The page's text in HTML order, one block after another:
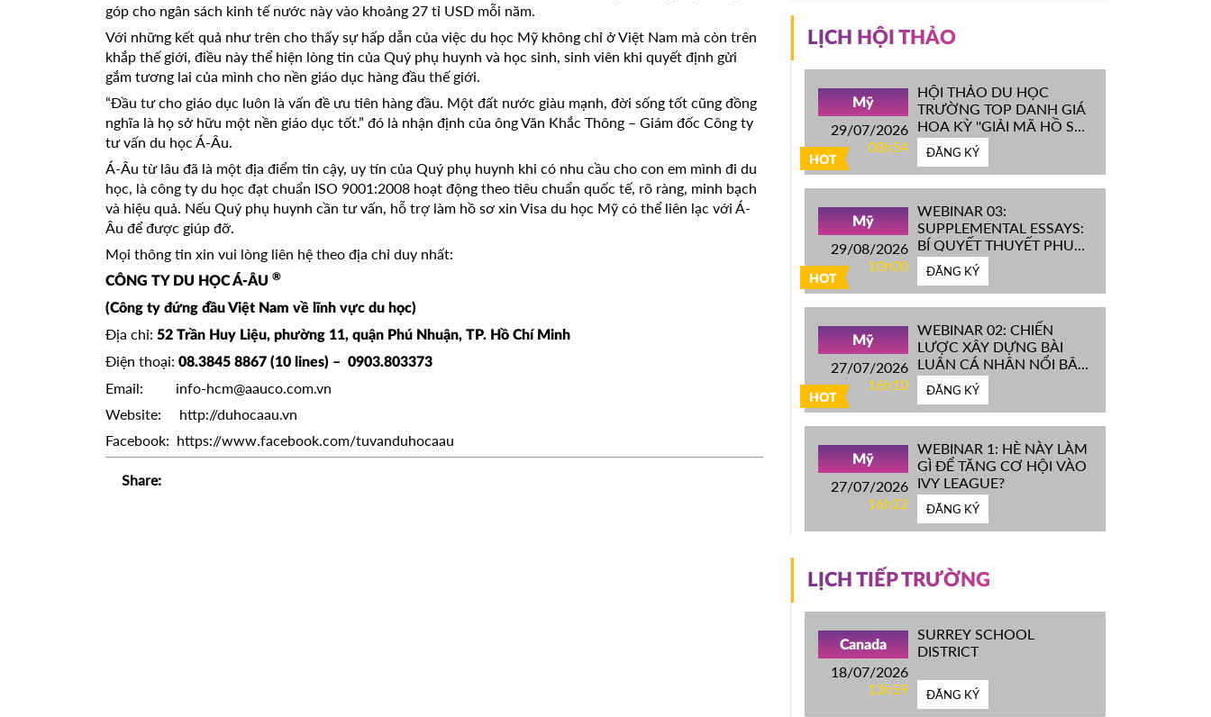
góp cho ngân sách kinh tế nước này vào khoảng 27 tỉ USD mỗi năm.
Với những kết quả như trên cho thấy sự hấp dẫn của việc du học Mỹ không chỉ ở Việt Nam mà còn trên
khắp thế giới, điều này thể hiện lòng tin của Quý phụ huynh và học sinh, sinh viên khi quyết định gửi
gắm tương lai của mình cho nền giáo dục hàng đầu thế giới.
“Đầu tư cho giáo dục luôn là vấn đề ưu tiên hàng đầu. Một đất nước giàu mạnh, đời sống tốt cũng đồng
nghĩa là họ sở hữu một nền giáo dục tốt.” đó là nhận định của ông Văn Khắc Thông – Giám đốc Công ty
tư vấn du học Á-Âu.
Á-Âu từ lâu đã là một địa điểm tin cậy, uy tín của Quý phụ huynh khi có nhu cầu cho con em mình đi du
học, là công ty du học đạt chuẩn ISO 9001:2008 hoạt động theo tiêu chuẩn quốc tế, rõ ràng, minh bạch
và hiệu quả. Nếu Quý phụ huynh cần tư vấn, hỗ trợ làm hồ sơ xin Visa du học Mỹ có thể liên lạc với Á-
Âu để được giúp đỡ.
Mọi thông tin xin vui lòng liên hệ theo địa chỉ duy nhất:
CÔNG TY DU HỌC Á-ÂU ®
(Công ty đứng đầu Việt Nam về lĩnh vực du học)
Địa chỉ: 52 Trần Huy Liệu, phường 11, quận Phú Nhuận, TP. Hồ Chí Minh
Điện thoại: 08.3845 8867 (10 lines) – 0903.803373
Email: info-hcm@aauco.com.vn
Website: http://duhocaau.vn
Facebook: https://www.facebook.com/tuvanduhocaau
Share:
LỊCH HỘI THẢO
HOT
Mỹ
29/07/2026
08h54
HỘI THẢO DU HỌC
TRƯỜNG TOP DANH GIÁ
HOA KỲ ''GIẢI MÃ HỒ SƠ
IVY LEAGUE''
ĐĂNG KÝ
HOT
Mỹ
29/08/2026
10h00
WEBINAR 03:
SUPPLEMENTAL ESSAYS:
BÍ QUYẾT THUYẾT PHỤC
HỘI ĐỒNG TUYỂN SINH
ĐH TOP ĐẦU MỸ
ĐĂNG KÝ
HOT
Mỹ
27/07/2026
16h10
WEBINAR 02: CHIẾN
LƯỢC XÂY DỰNG BÀI
LUẬN CÁ NHÂN NỔI BẬT
CHINH PHỤC ĐH TOP
ĐẦU MỸ
ĐĂNG KÝ
Mỹ
27/07/2026
16h22
WEBINAR 1: HÈ NÀY LÀM
GÌ ĐỂ TĂNG CƠ HỘI VÀO
IVY LEAGUE?
ĐĂNG KÝ
LỊCH TIẾP TRƯỜNG
Canada
18/07/2026
13h59
SURREY SCHOOL
DISTRICT
ĐĂNG KÝ